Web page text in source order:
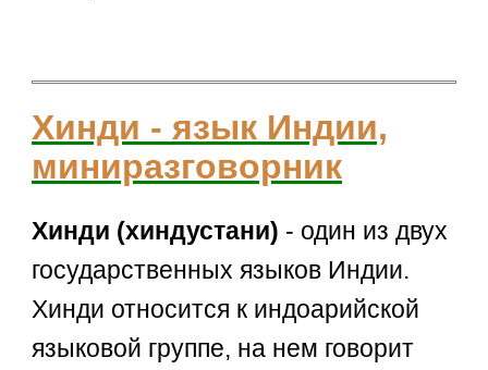
Хинди - язык Индии,
миниразговорник
Хинди (хиндустани) - один из двух
государственных языков Индии.
Хинди относится к индоарийской
языковой группе, на нем говорит